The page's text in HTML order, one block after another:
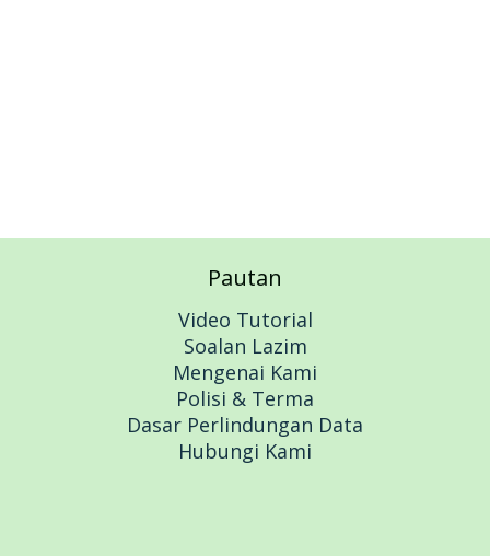
Pautan
Video Tutorial
Soalan Lazim
Mengenai Kami
Polisi & Terma
Dasar Perlindungan Data
Hubungi Kami